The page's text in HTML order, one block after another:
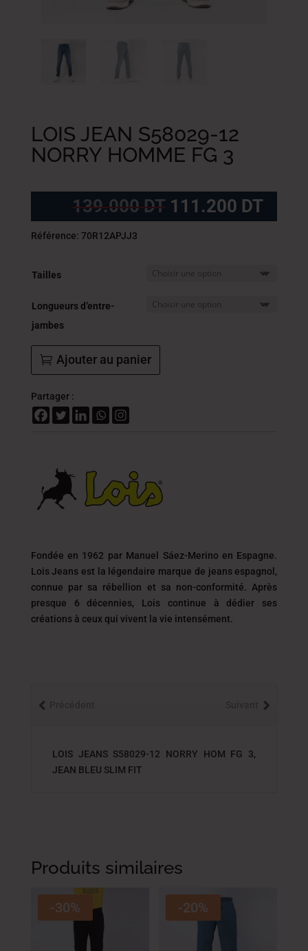
LOIS JEAN S58029-12
NORRY HOMME FG 3
139.000DT Le
prix
139.000
111.200 DTLe
prix
Référence: 70R12APJJ3
Tailles
Longueurs d’entre-
jambes
Ajouter au panier
Partager :
Fondée en 1962 par Manuel Sáez-Merino en Espagne.
Lois Jeans est la légendaire marque de jeans espagnol,
connue par sa rébellion et sa non-conformité. Après
presque 6 décennies, Lois continue à dédier ses
créations à ceux qui vivent la vie intensément.
LOIS JEANS S58029-12 NORRY HOM FG 3,
JEAN BLEU SLIM FIT
Produits similaires
-30% -20%